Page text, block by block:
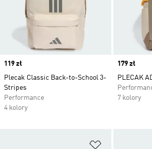
Price
119 zł
Plecak Classic Back-to-School 3-
Stripes
Performance
4 kolory
Price
179 zł
PLECAK
7 kolory